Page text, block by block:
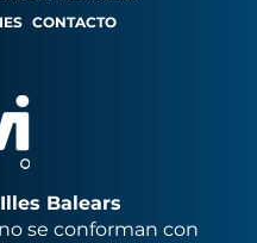
CONTACTO
Balears
se conforman con